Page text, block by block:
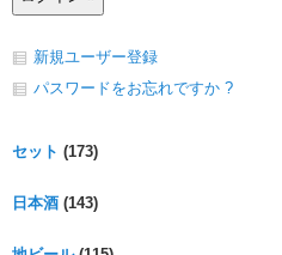
新規ユーザー登録
パスワードをお忘れですか ?
セット (173)
日本酒 (143)